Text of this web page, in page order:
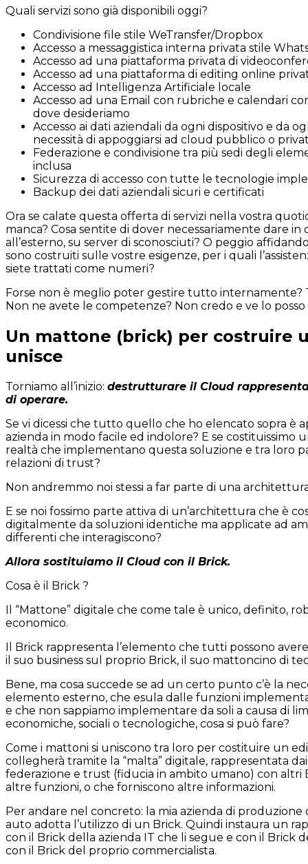
Quali servizi sono già disponibili oggi?
Condivisione file stile WeTransfer/Dropbox
Accesso a messaggistica interna privata stile
Accesso ad una piattaforma privata di
Accesso ad una piattaforma di editing online
Accesso ad Intelligenza Artificiale locale
Accesso ad una Email con rubriche e calendari
dove desideriamo
Accesso ai dati aziendali da ogni dispositivo e da
necessità di appoggiarsi ad cloud pubblico o
Federazione e condivisione tra più sedi degli
inclusa
Sicurezza di accesso con tutte le tecnologie
Backup dei dati aziendali sicuri e certificati
Ora se calate questa offerta di servizi nella vostra
manca? Cosa sentite di dover necessariamente dare in
all’esterno, su server di sconosciuti? O peggio
sono costruiti sulle vostre esigenze, per i quali
siete trattati come numeri?
Forse non è meglio poter gestire tutto internamente?
Non ne avete le competenze? Non credo e ve lo
Un mattone (brick) per costruire
unisce
Torniamo all’inizio: destrutturare il Cloud
di operare.
Se vi dicessi che tutto quello che ho elencato sopra è
azienda in modo facile ed indolore? E se costituissimo
realtà che implementano questa soluzione e tra loro
relazioni di trust?
Non andremmo noi stessi a far parte di una
E se noi fossimo parte attiva di un’architettura che è
digitalmente da soluzioni identiche ma applicate ad
differenti che interagiscono?
Allora sostituiamo il Cloud con il Brick.
Cosa è il Brick ?
Il “Mattone” digitale che come tale è unico, definito,
economico.
Il Brick rappresenta l’elemento che tutti possono
il suo business sul proprio Brick, il suo mattoncino di
Bene, ma cosa succede se ad un certo punto c’è la
elemento esterno, che esula dalle funzioni
e che non sappiamo implementare da soli a causa di
economiche, sociali o tecnologiche, cosa si può fare?
Come i mattoni si uniscono tra loro per costituire un
collegherà tramite la “malta” digitale, rappresentata
federazione e trust (fiducia in ambito umano) con altri
altre funzioni, o che forniscono altre informazioni.
Per andare nel concreto: la mia azienda di
auto adotta l’utilizzo di un Brick. Quindi instaura un
con il Brick della azienda IT che li segue e con il Brick
con il Brick del proprio commercialista.